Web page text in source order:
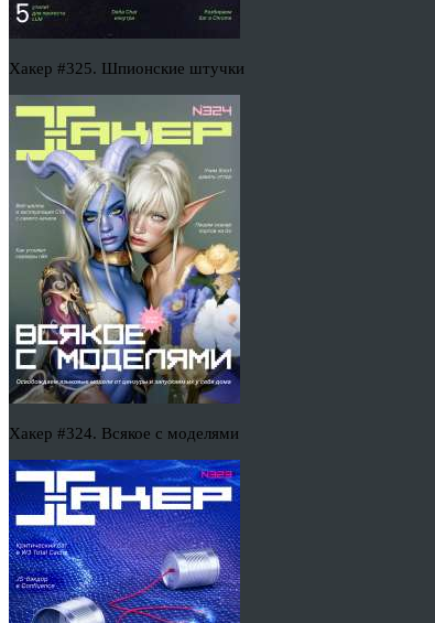
Хакер #325. Шпионские штучки
Хакер #324. Всякое с моделями